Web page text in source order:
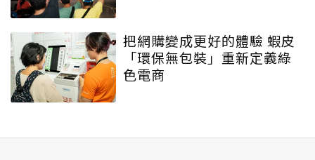
把網購變成更好的體驗 蝦皮
「環保無包裝」重新定義綠
色電商